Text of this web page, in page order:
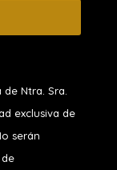
Ntra. Sra.
exclusiva de
serán